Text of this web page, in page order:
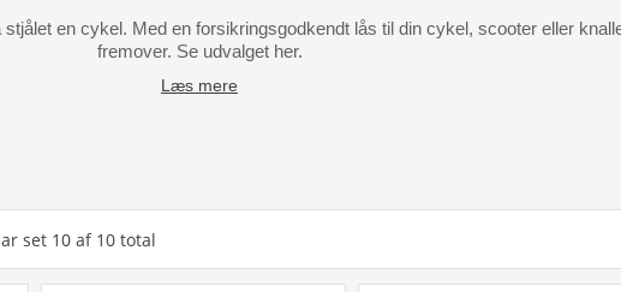
en cykel. Med en forsikringsgodkendt lås til din cykel, scooter eller
fremover. Se udvalget her.
Læs mere
set 10 af 10 total